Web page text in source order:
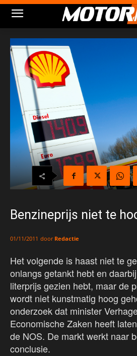
Benzineprijs niet te
01/11/2011 door Redactie
Het volgende is haast niet te
onlangs getankt hebt en
literprijs gezien hebt, maar de
wordt niet kunstmatig hoog
onderzoek dat minister
Economische Zaken heeft
de NOS. De markt werkt naar
conclusie.